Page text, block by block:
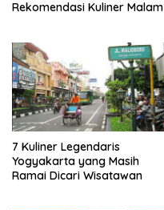
Rekomendasi Kuliner Malam
7 Kuliner Legendaris
Yogyakarta yang Masih
Ramai Dicari Wisatawan